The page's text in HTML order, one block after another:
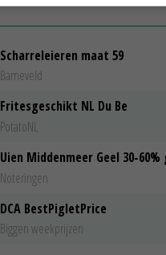
Scharreleieren maat 59
Barneveld
Fritesgeschikt NL Du Be
PotatoNL
Uien Middenmeer Geel 30-
Noteringen
DCA BestPigletPrice
Biggen weekprijzen